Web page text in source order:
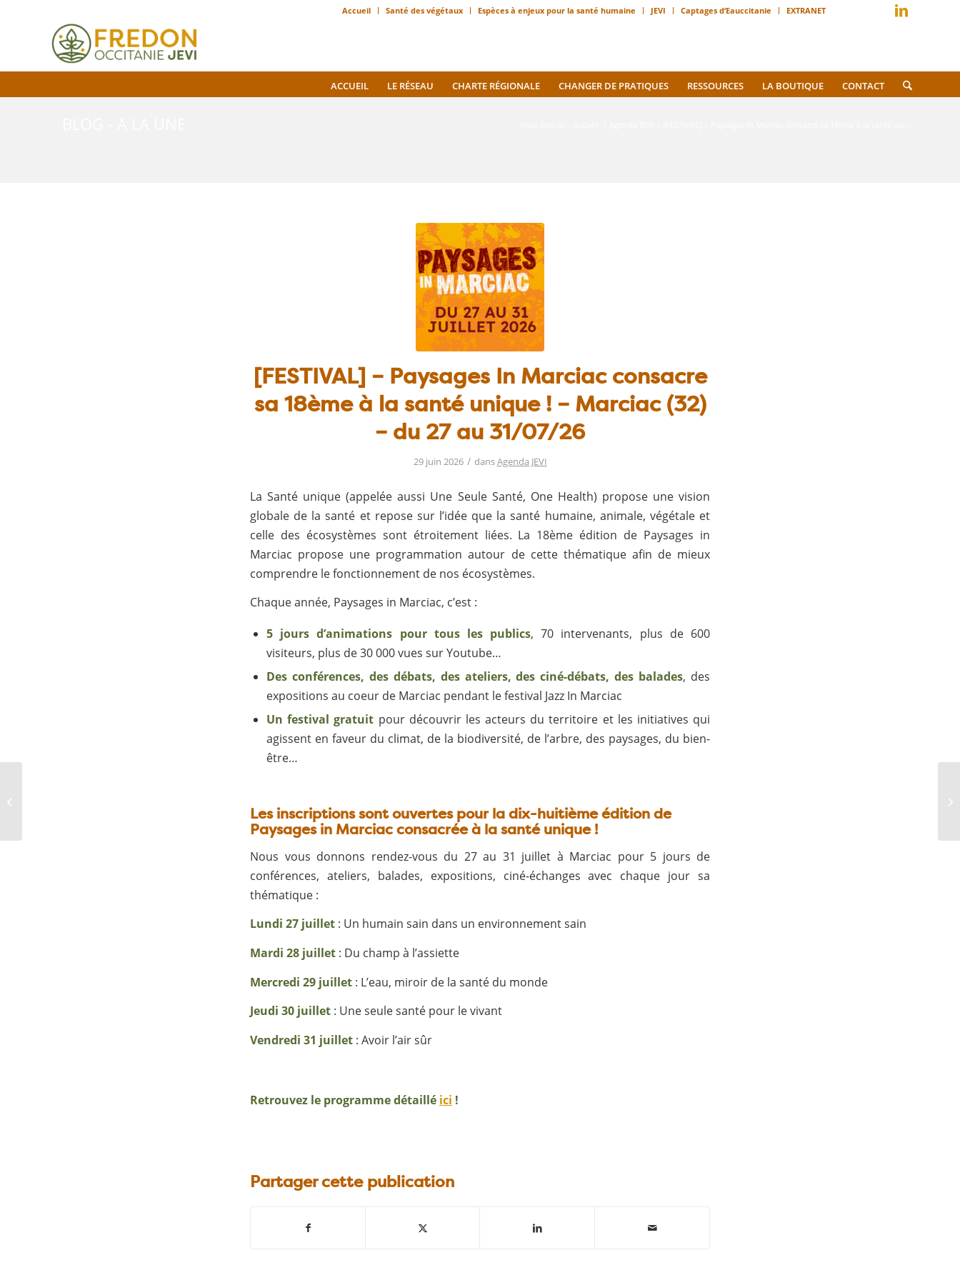
Accueil Santé des végétaux Espèces à enjeux pour la santé humaine JEVI Captages d’Eauccitanie EXTRANET
ACCUEIL LE RÉSEAU CHARTE RÉGIONALE CHANGER DE PRATIQUES RESSOURCES LA BOUTIQUE CONTACT
[FESTIVAL] – Paysages In Marciac consacre
sa 18ème à la santé unique ! – Marciac (32)
– du 27 au 31/07/26
29 juin 2026 / dansAgenda JEVI
La Santé unique (appelée aussi Une Seule Santé, One Health) propose une vision
globale de la santé et repose sur l’idée que la santé humaine, animale, végétale et
celle des écosystèmes sont étroitement liées. La 18ème édition de Paysages in
Marciac propose une programmation autour de cette thématique afin de mieux
comprendre le fonctionnement de nos écosystèmes.
Chaque année, Paysages in Marciac, c’est :
5 jours d’animations pour tous les publics, 70 intervenants, plus de 600
visiteurs, plus de 30 000 vues sur Youtube…
Des conférences, des débats, des ateliers, des ciné-débats, des balades, des
expositions au coeur de Marciac pendant le festival Jazz In Marciac
Un festival gratuit pour découvrir les acteurs du territoire et les initiatives qui
agissent en faveur du climat, de la biodiversité, de l’arbre, des paysages, du bien-
être…
Les inscriptions sont ouvertes pour la dix-huitième édition de
Paysages in Marciac consacrée à la santé unique !
Nous vous donnons rendez-vous du 27 au 31 juillet à Marciac pour 5 jours de
conférences, ateliers, balades, expositions, ciné-échanges avec chaque jour sa
thématique :
Lundi 27 juillet : Un humain sain dans un environnement sain
Mardi 28 juillet : Du champ à l’assiette
Mercredi 29 juillet : L’eau, miroir de la santé du monde
Jeudi 30 juillet : Une seule santé pour le vivant
Vendredi 31 juillet : Avoir l’air sûr
Retrouvez le programme détaillé ici !
Partager cette publication